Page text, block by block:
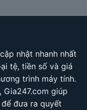
nhật nhanh nhất
tệ, tiền số và giá
trình máy tính.
giúp
đưa ra quyết